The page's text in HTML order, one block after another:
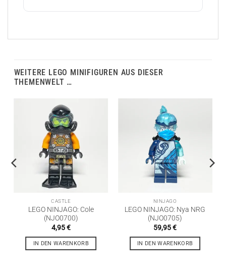
WEITERE LEGO MINIFIGUREN AUS DIESER
THEMENWELT …
CASTLE
LEGO NINJAGO: Cole
(NJO0700)
4,95€
IN DEN WARENKORB
NINJAGO
LEGO NINJAGO: Nya NRG
(NJO0705)
59,95€
IN DEN WARENKORB